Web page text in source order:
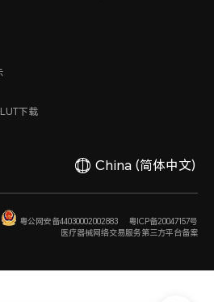
下载
China (简体中文)
粤公网安备44030002002883
粤ICP备20047157号
医疗器械网络交易服务第三方平台备案